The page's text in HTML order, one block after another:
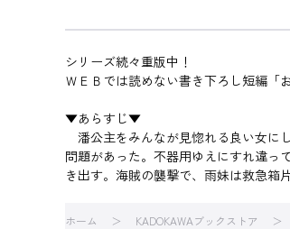
シリーズ続々重版中！
ＷＥＢでは読めない書き下ろし短編「
▼あらすじ▼
潘公主をみんなが見惚れる良い女に
問題があった。不器用ゆえにすれ違
き出す。海賊の襲撃で、雨妹は救急
ホーム KADOKAWAブックストア